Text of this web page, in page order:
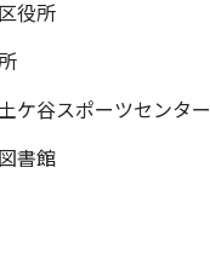
役所
ケ谷スポーツセンター
書館